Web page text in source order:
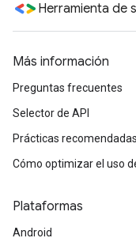
Herramienta de
Más información
Preguntas frecuentes
Selector de API
Prácticas
Cómo optimizar el uso
Plataformas
Android